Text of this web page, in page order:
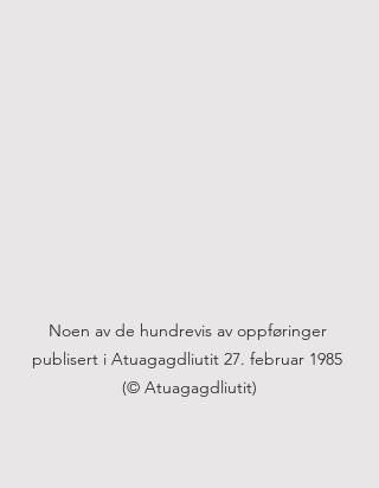
Noen av de hundrevis av oppføringer
publisert i Atuagagdliutit 27. februar 1985
(© Atuagagdliutit)